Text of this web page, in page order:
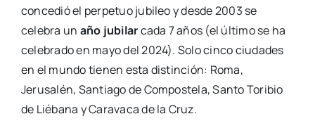
concedió el perpetuo jubileo y desde 2003 se
celebra un año jubilarcada 7 años (el último se ha
celebrado en mayo del 2024). Solo cinco ciudades
en el mundo tienen esta distinción: Roma,
Jerusalén, Santiago de Compostela, Santo Toribio
de Liébana y Caravaca de la Cruz.